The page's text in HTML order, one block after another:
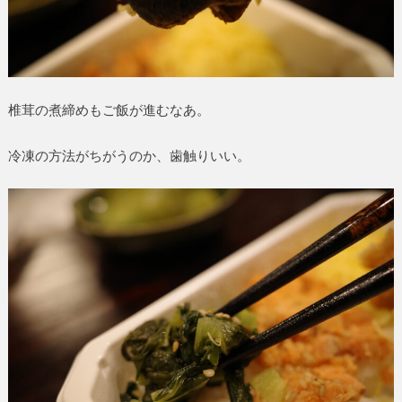
椎茸の煮締めもご飯が進むなあ。
冷凍の方法がちがうのか、歯触りいい。